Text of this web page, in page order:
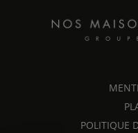
POLITIQUE